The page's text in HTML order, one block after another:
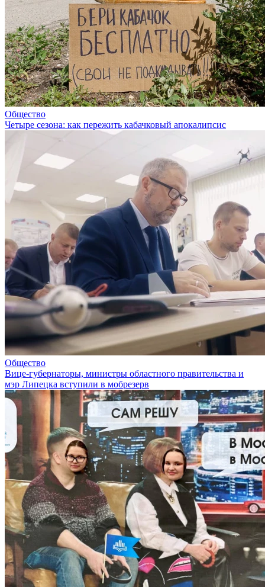
Общество
Четыре сезона: как пережить кабачковый апокалипсис
Общество
Вице-губернаторы, министры областного правительства и
мэр Липецка вступили в мобрезерв